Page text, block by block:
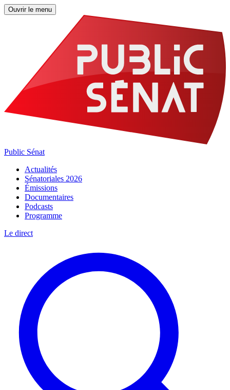
Ouvrir le menu
Public Sénat
Actualités
Sénatoriales 2026
Émissions
Documentaires
Podcasts
Programme
Le direct